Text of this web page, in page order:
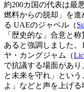
約200カ国の代表は最
燃料からの脱却」を
る UAEのジャベル（
「歴史的な」合意と
あると強調しました。
ヤ・カングジャム（
で抗議する場面があ
と未来を守れ」とい
よ」などと声を上げる